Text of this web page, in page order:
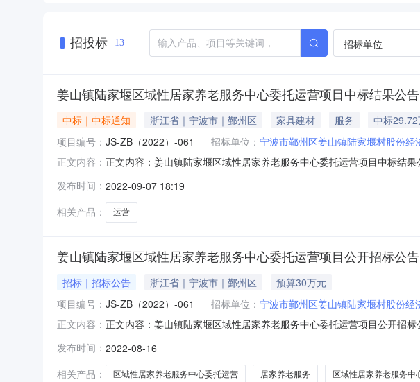
招投标 13 招标单位
姜山镇陆家堰区域性居家养老服务中心委托运营项目中标结果公告
中标｜中标通知 浙江省｜宁波市｜鄞州区 家具建材 服务
中标
项目编号： JS-ZB（2022）-061 招标单位： 宁波市鄞州区姜山镇陆家堰村股份经
正文内容： 正文内容：姜山镇陆家堰区域性居家养老服务中心委托运营项目中标结
替护理服务集团有限公司预中标金额：297200元/年；公示期如有异议，
发布时间： 2022-09-07 18:19
相关产品：
运营
姜山镇陆家堰区域性居家养老服务中心委托运营项目公开招标公告
招标｜招标公告 浙江省｜宁波市｜鄞州区
预算30万元
项目编号： JS-ZB（2022）-061 招标单位： 宁波市鄞州区姜山镇陆家堰村股份经
正文内容： 正文内容：姜山镇陆家堰区域性居家养老服务中心委托运营项目公开招
购货物和服务招标投标管理办法》规定实施，欢迎符合要求且具有服务
方式、用途：公
发布时间： 2022-08-16
相关产品：
区域性居家养老服务中心委托运营 居家养老服务 区域性居家养老服务中